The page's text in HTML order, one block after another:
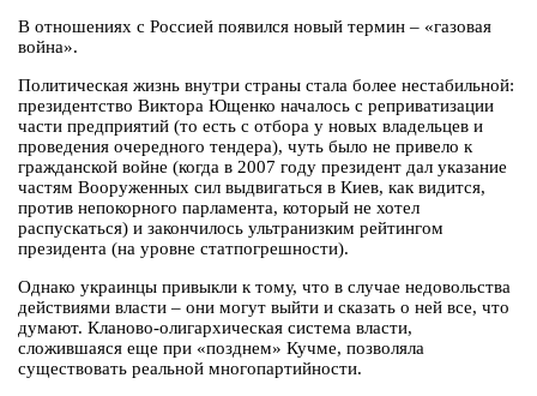
В отношениях с Россией появился новый термин – «газовая
война».
Политическая жизнь внутри страны стала более нестабильной:
президентство Виктора Ющенко началось с реприватизации
части предприятий (то есть с отбора у новых владельцев и
проведения очередного тендера), чуть было не привело к
гражданской войне (когда в 2007 году президент дал указание
частям Вооруженных сил выдвигаться в Киев, как видится,
против непокорного парламента, который не хотел
распускаться) и закончилось ультранизким рейтингом
президента (на уровне статпогрешности).
Однако украинцы привыкли к тому, что в случае недовольства
действиями власти – они могут выйти и сказать о ней все, что
думают. Кланово-олигархическая система власти,
сложившаяся еще при «позднем» Кучме, позволяла
существовать реальной многопартийности.